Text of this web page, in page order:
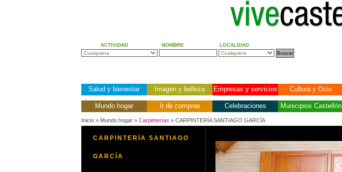
ACTIVIDAD NOMBRE LOCALIDAD
Salud y bienestar Imagen y belleza Empresas y servicios Cultura y Ocio
Mundo hogar Ir de compras Celebraciones Municipios Castellón
Inicio » Mundo hogar » Carpinterías » CARPINTERÍA SANTIAGO GARCÍA
CARPINTERÍA SANTIAGO
GARCÍA